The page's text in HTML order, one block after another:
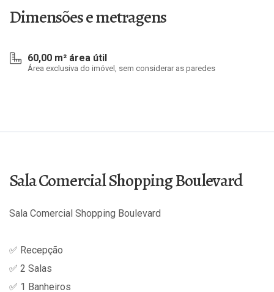
Dimensões e metragens
60,00 m² área útil
Área exclusiva do imóvel, sem considerar as paredes
Sala Comercial Shopping Boulevard
Sala Comercial Shopping Boulevard
✅ Recepção
✅ 2 Salas
✅ 1 Banheiros